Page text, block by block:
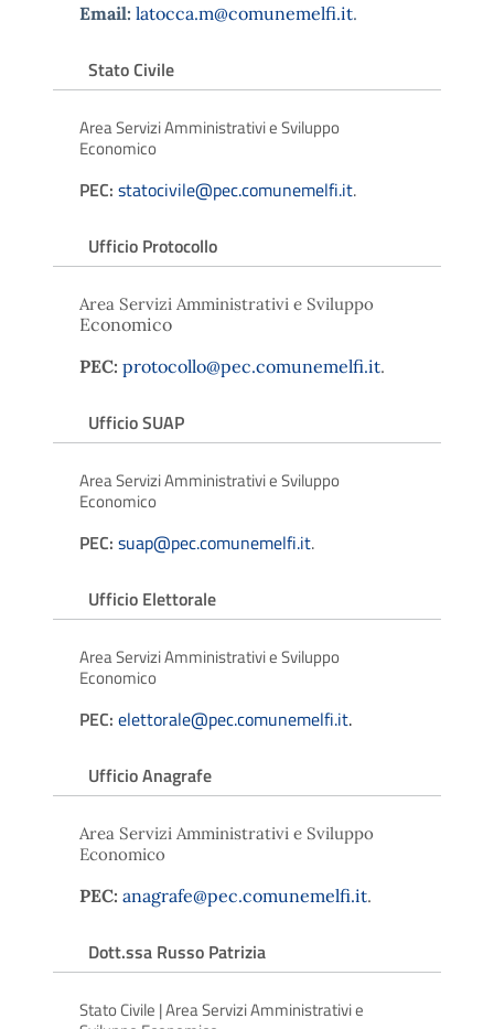
Email: latocca.m@comunemelfi.it.
Stato Civile
Area Servizi Amministrativi e Sviluppo
Economico
PEC: statocivile@pec.comunemelfi.it.
Ufficio Protocollo
Area Servizi Amministrativi e Sviluppo
Economico
PEC: protocollo@pec.comunemelfi.it.
Ufficio SUAP
Area Servizi Amministrativi e Sviluppo
Economico
PEC: suap@pec.comunemelfi.it.
Ufficio Elettorale
Area Servizi Amministrativi e Sviluppo
Economico
PEC: elettorale@pec.comunemelfi.it.
Ufficio Anagrafe
Area Servizi Amministrativi e Sviluppo
Economico
PEC: anagrafe@pec.comunemelfi.it.
Dott.ssa Russo Patrizia
Stato Civile | Area Servizi Amministrativi e